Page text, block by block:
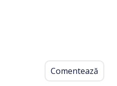
Comentează